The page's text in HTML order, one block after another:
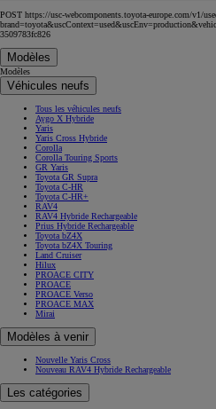
POST https://usc-webcomponents.toyota-europe.com/v1/
3509783fc826
Modèles
Modèles
Véhicules neufs
Tous les véhicules neufs
Aygo X Hybride
Yaris
Yaris Cross Hybride
Corolla
Corolla Touring Sports
GR Yaris
Toyota GR Supra
Toyota C-HR
Toyota C-HR+
RAV4
RAV4 Hybride Rechargeable
Prius Hybride Rechargeable
Toyota bZ4X
Toyota bZ4X Touring
Land Cruiser
Hilux
PROACE CITY
PROACE
PROACE Verso
PROACE MAX
Mirai
Modèles à venir
Nouvelle Yaris Cross
Nouveau RAV4 Hybride Rechargeable
Les catégories